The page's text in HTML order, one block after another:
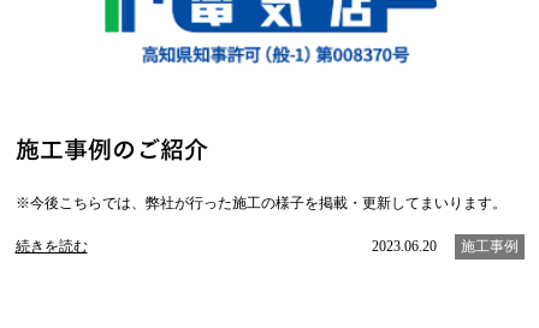
施工事例のご紹介
※今後こちらでは、弊社が行った施工の様子を掲載・更新してまいります。
続きを読む 2023.06.20 施工事例